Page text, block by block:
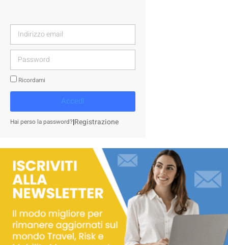
Ricordami
Accedi
Hai perso la password?|Registrazione